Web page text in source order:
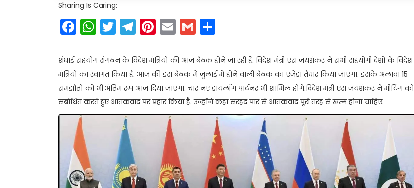
Sharing Is Caring:
Facebook
WhatsApp
Twitter
Telegram
Pinterest
EmailGmail
शंघाई सहयोग संगठन के विदेश मंत्रियों की आज बैठक होने जा रही हैं. विदेश मंत्री एस जयशंकर ने सभी सहयोगी देशों के विदेश
मंत्रियों का स्वागत किया है. आज की इस बैठक में जुलाई में होने वाली बैठक का एजेंडा तैयार किया जाएगा. इसके अलावा 15
समझौतों को भी अंतिम रूप आज दिया जाएगा. चार नए डायलॉग पार्टनर भी शामिल होंगे.विदेश मंत्री एस जयशंकर ने मीटिंग को
संबोधित करते हुए आतंकवाद पर प्रहार किया है. उन्होंने कहा सरहद पार से आतंकवाद पूरी तरह से खत्म होना चाहिए.